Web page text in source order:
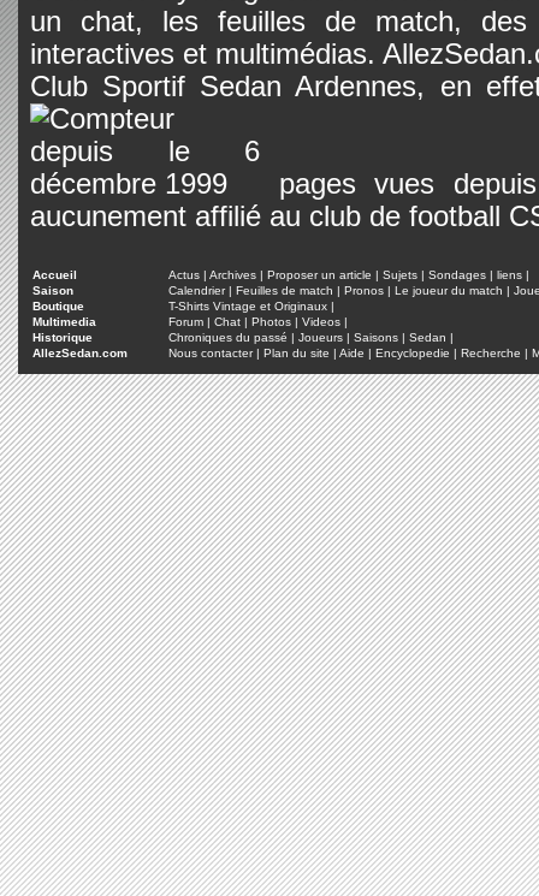
un chat, les feuilles de match, des
interactives et multimédias.
Club Sportif Sedan Ardennes, en
pages vues
aucunement affilié au club de football
Accueil Actus | Archives | Proposer un article | Sujets | Sondages | liens |
Saison
Calendrier| Feuilles de match | Pronos | Le joueur du match |
Boutique
T-Shirts Vintage et Originaux |
Multimedia
Forum | Chat | Photos | Videos |
Historique
Chroniques du passé | Joueurs | Saisons | Sedan |
AllezSedan.com
Nous contacter| Plan du site | Aide | Encyclopedie | Recherche |